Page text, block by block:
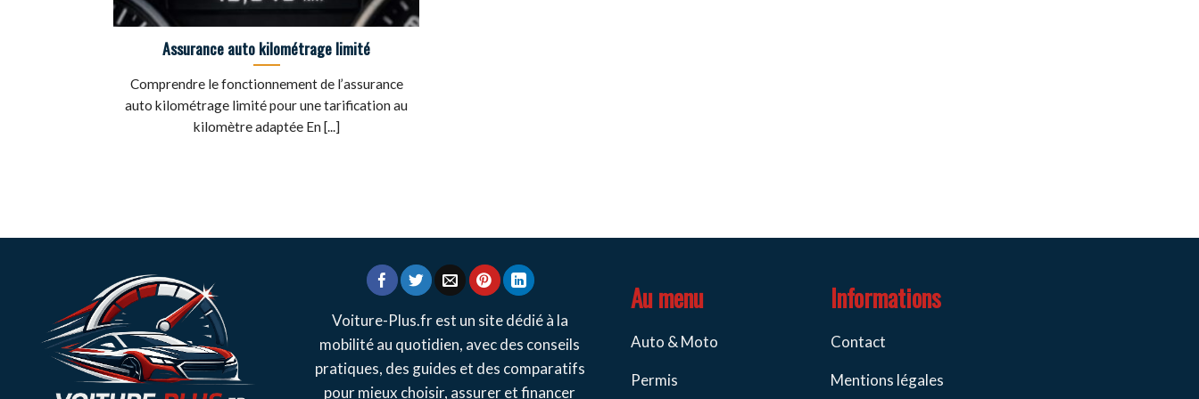
Assurance auto kilométrage limité
Comprendre le fonctionnement de l’assurance
auto kilométrage limité pour une tarification au
kilomètre adaptée En [...]
Voiture-Plus.fr est un site dédié à la
mobilité au quotidien, avec des conseils
pratiques, des guides et des comparatifs
pour mieux choisir, assurer et financer
Au menu
Auto & Moto
Permis
Informations
Contact
Mentions légales